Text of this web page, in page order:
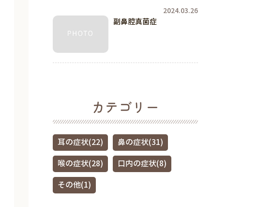
2024.03.26
副鼻腔真菌症
カテゴリー
耳の症状(22) 鼻の症状(31)
喉の症状(28) 口内の症状(8)
その他(1)